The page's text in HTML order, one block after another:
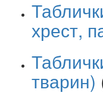
хрест,
тварин)